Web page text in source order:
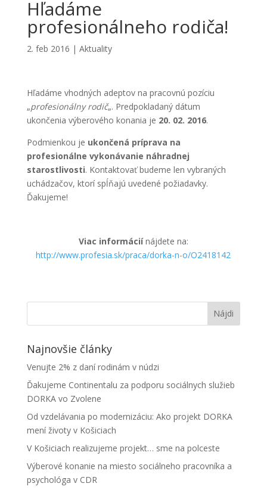
Hľadáme
profesionálneho rodiča!
2. feb 2016 | Aktuality
Hľadáme vhodných adeptov na pracovnú pozíciu
„profesionálny rodič„. Predpokladaný dátum
ukončenia výberového konania je 20. 02. 2016.
Podmienkou je ukončená príprava na
profesionálne vykonávanie náhradnej
starostlivosti. Kontaktovať budeme len vybraných
uchádzačov, ktorí spĺňajú uvedené požiadavky.
Ďakujeme!
Viac informáciínájdete na:
http://www.profesia.sk/praca/dorka-n-o/O2418142
Najnovšie články
Venujte 2% z daní rodinám v núdzi
Ďakujeme Continentalu za podporu sociálnych služieb
DORKA vo Zvolene
Od vzdelávania po modernizáciu: Ako projekt DORKA
mení životy v Košiciach
V Košiciach realizujeme projekt… sme na polceste
Výberové konanie na miesto sociálneho pracovníka a
psychológa v CDR